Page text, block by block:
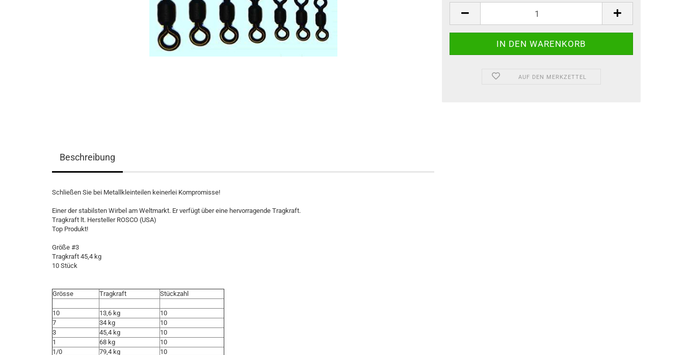
AUF DEN MERKZETTEL
Beschreibung
Schließen Sie bei Metallkleinteilen keinerlei Kompromisse!
Einer der stabilsten Wirbel am Weltmarkt. Er verfügt über eine hervorragende Tragkraft.
Tragkraft lt. Hersteller ROSCO (USA)
Top Produkt!
Größe #3
Tragkraft 45,4 kg
10 Stück
Grösse Tragkraft Stückzahl
10 13,6 kg
10
7
34 kg
10
3
45,4 kg
10
1
68 kg
10
1/0
79,4 kg
10